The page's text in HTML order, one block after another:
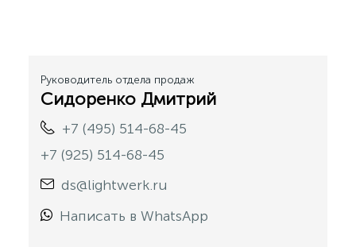
Москва
Руководитель отдела продаж
Сидоренко Дмитрий
+7 (495) 514-68-45
+7 (925) 514-68-45
ds@lightwerk.ru
Написать в WhatsApp